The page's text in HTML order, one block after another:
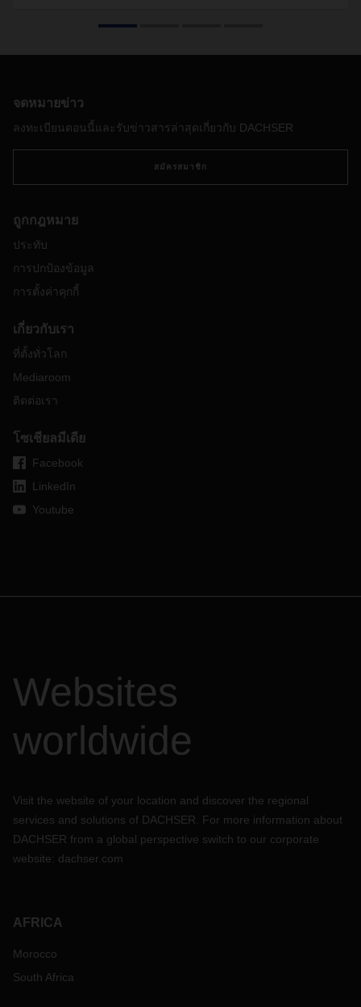
คือการจัดการกับข้อมูลอย่างมีความรับผิดชอบช่วยให้ชีวิตง่ายขึ้น
ทั้งยังสร้างโอกาสมากมาย โดยเฉพาะในด้านโลจิสติกส์
จดหมายข่าว
ลงทะเบียนตอนนี้และรับข่าวสารล่าสุดเกี่ยวกับ DACHSER
สมัครสมาชิก
ถูกกฎหมาย
ประทับ
การปกป้องข้อมูล
การตั้งค่าคุกกี้
เกี่ยวกับเรา
ที่ตั้งทั่วโลก
Mediaroom
ติดต่อเรา
โซเชียลมีเดีย
Facebook
LinkedIn
Youtube
Websites
worldwide
Visit the website of your location and discover the regional
services and solutions of DACHSER. For more information about
DACHSER from a global perspective switch to our corporate
website: dachser.com
AFRICA
Morocco
South Africa